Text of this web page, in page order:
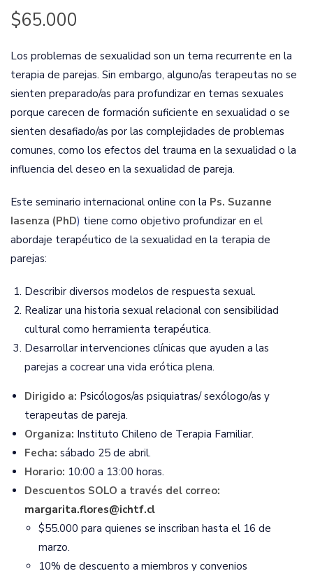
$65.000
Los problemas de sexualidad son un tema recurrente en la
terapia de parejas. Sin embargo, alguno/as terapeutas no se
sienten preparado/as para profundizar en temas sexuales
porque carecen de formación suficiente en sexualidad o se
sienten desafiado/as por las complejidades de problemas
comunes, como los efectos del trauma en la sexualidad o la
influencia del deseo en la sexualidad de pareja.
Este seminario internacional online con la Ps. Suzanne
Iasenza (PhD) tiene como objetivo profundizar en el
abordaje terapéutico de la sexualidad en la terapia de
parejas:
Describir diversos modelos de respuesta sexual.
Realizar una historia sexual relacional con sensibilidad
cultural como herramienta terapéutica.
Desarrollar intervenciones clínicas que ayuden a las
parejas a cocrear una vida erótica plena.
Dirigido a: Psicólogos/as psiquiatras/ sexólogo/as y
terapeutas de pareja.
Organiza: Instituto Chileno de Terapia Familiar.
Fecha: sábado 25 de abril.
Horario: 10:00 a 13:00 horas.
Descuentos SOLO a través del correo:
margarita.flores@ichtf.cl
$55.000 para quienes se inscriban hasta el 16 de
marzo.
10% de descuento a miembros y convenios